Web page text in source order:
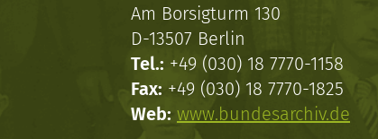
Am Borsigturm 130
D-13507 Berlin
Tel.: +49 (030) 18 7770-1158
Fax: +49 (030) 18 7770-1825
Web: www.bundesarchiv.de